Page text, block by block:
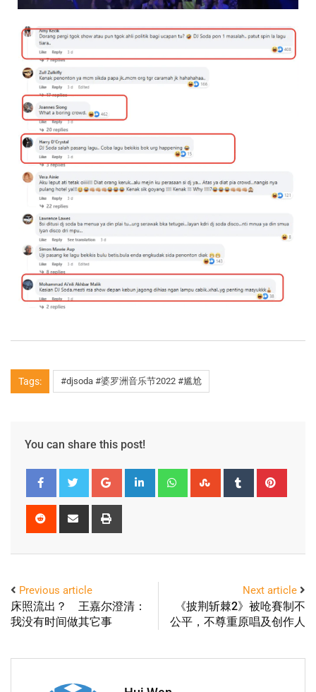
Tags: #djsoda #婆罗洲音乐节2022 #尴尬
You can share this post!
Previous article
床照流出？ 王嘉尔澄清：
我没有时间做其它事
Next article
《披荆斩棘2》被呛賽制不
公平，不尊重原唱及创作人